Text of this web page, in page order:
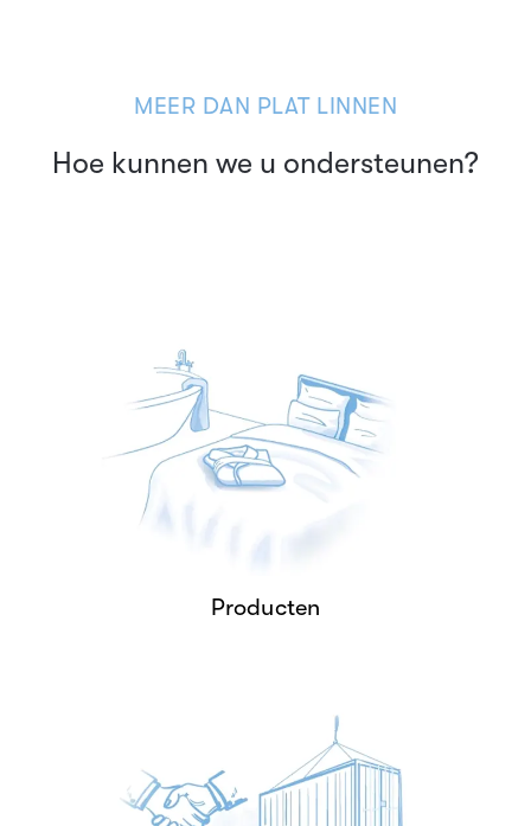
MEER DAN PLAT LINNEN
Hoe kunnen we u ondersteunen?
Producten
Textieloplossingen voor de
hoogste eisen – duurzaam,
functioneel, slijtvast.
Onze services op maat zijn
perfect afgestemd op uw